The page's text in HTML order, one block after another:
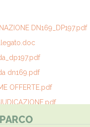
DN169_DP197.pdf
dn169.pdf
OFFERTE.pdf